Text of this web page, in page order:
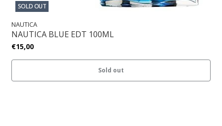
SOLD OUT
NAUTICA
NAUTICA BLUE EDT 100ML
€15,00
Sold out